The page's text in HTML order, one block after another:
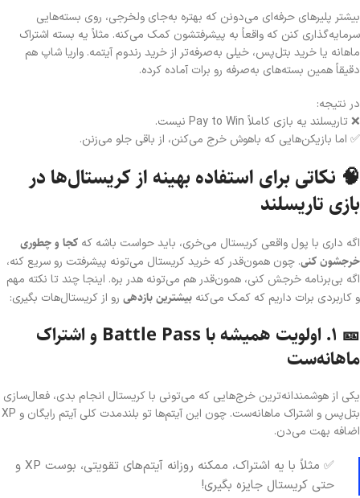
بیشتر پلیرهای حرفه‌ای می‌دونن که بهتره به‌جای ولخرجی، روی بسته‌هایی
سرمایه‌گذاری کنن که واقعاً به پیشرفتشون کمک می‌کنه. مثلاً یه بسته اشتراک
ماهانه یا خرید بتل‌پس، خیلی به‌صرفه‌تر از خرید رندوم آیتمه. واریا شاپ هم
دقیقاً همین بسته‌های به‌صرفه رو برات آماده کرده.
در نتیجه:
❌ تاریسلند یه بازی کاملاً Pay to Win نیست.
✅ اما بازیکن‌هایی که باهوش خرج می‌کنن، از باقی جلو می‌زنن.
🧠 نکاتی برای استفاده بهینه از کریستال‌ها در
بازی تاریسلند
اگه داری با پول واقعی کریستال می‌خری، باید حواست باشه که کجا و چطوری
خرجشون کنی. چون همون‌قدر که خرید کریستال می‌تونه پیشرفتت رو سریع کنه،
اگه بی‌برنامه خرجش کنی، همون‌قدر هم می‌تونه هدر بره. اینجا چند تا نکته مهم
و کاربردی برات داریم که کمک می‌کنه بیشترین بازدهی رو از کریستال‌هات بگیری:
🎫 ۱. اولویت همیشه با Battle Pass و اشتراک
ماهانه‌ست
یکی از هوشمندانه‌ترین خرج‌هایی که می‌تونی با کریستال انجام بدی، فعال‌سازی
بتل‌پس و اشتراک ماهانه‌ست. چون این آیتم‌ها تو بلندمدت کلی آیتم رایگان و XP
اضافه بهت می‌دن.
✅ مثلاً با یه اشتراک، ممکنه روزانه آیتم‌های تقویتی، بوست XP و
حتی کریستال جایزه بگیری!